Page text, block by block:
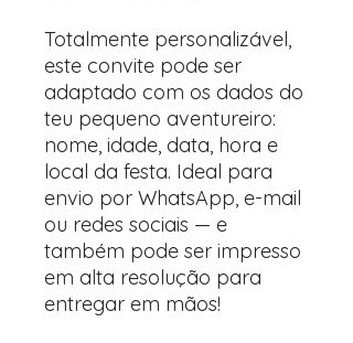
Totalmente personalizável,
este convite pode ser
adaptado com os dados do
teu pequeno aventureiro:
nome, idade, data, hora e
local da festa. Ideal para
envio por WhatsApp, e-mail
ou redes sociais — e
também pode ser impresso
em alta resolução para
entregar em mãos!